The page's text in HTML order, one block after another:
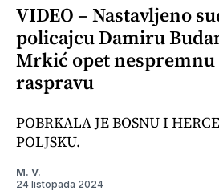
VIDEO – Nastavljeno
policajcu Damiru
Mrkić opet
raspravu
POBRKALA JE BOSNU I
POLJSKU.
M. V.
24 listopada 2024